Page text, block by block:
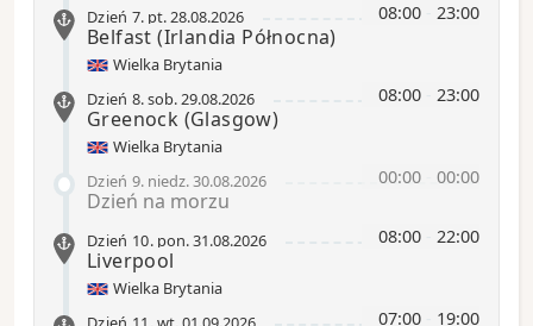
08:00 23:00
Dzień 7. pt.28.08.2026
Belfast(Irlandia Północna)
Wielka Brytania
08:00 23:00
Dzień 8.sob.29.08.2026
Greenock (Glasgow)
Wielka Brytania
00:00 00:00
Dzień 9. niedz.30.08.2026
Dzień na morzu
08:00 22:00
Dzień 10. pon.31.08.2026
Liverpool
Wielka Brytania
07:00 19:00